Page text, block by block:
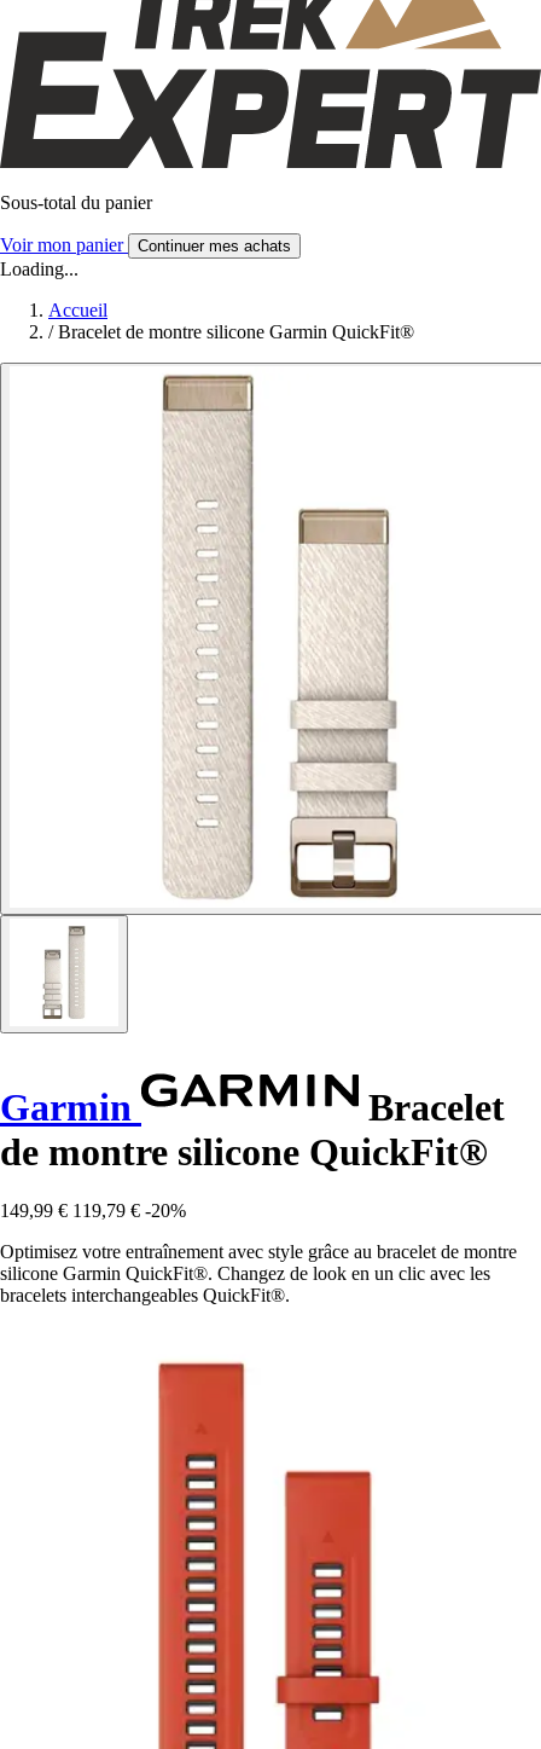
Sous-total du panier
Voir mon panier Continuer mes achats
Loading...
Accueil
/ Bracelet de montre silicone Garmin QuickFit®
Garmin
Bracelet
de montre silicone QuickFit®
149,99 € 119,79 € -20%
Optimisez votre entraînement avec style grâce au bracelet de montre
silicone Garmin QuickFit®. Changez de look en un clic avec les
bracelets interchangeables QuickFit®.